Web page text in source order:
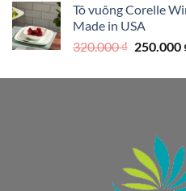
là:
390.000 ₫.
Tô vuông Corelle
Made in USA
320.000₫ Giá
là:
250.000